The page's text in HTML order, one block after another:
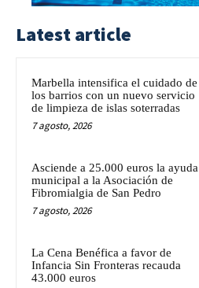
Latest article
Marbella intensifica el cuidado de
los barrios con un nuevo servicio
de limpieza de islas soterradas
7 agosto, 2026
Asciende a 25.000 euros la ayuda
municipal a la Asociación de
Fibromialgia de San Pedro
7 agosto, 2026
La Cena Benéfica a favor de
Infancia Sin Fronteras recauda
43.000 euros